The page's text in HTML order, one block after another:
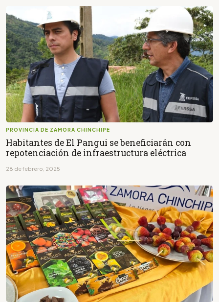
PROVINCIA DE ZAMORA CHINCHIPE
Habitantes de El Pangui se beneficiarán con
repotenciación de infraestructura eléctrica
28 de febrero, 2025